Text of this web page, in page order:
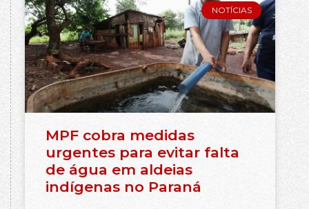
NOTÍCIAS
MPF cobra medidas
urgentes para evitar falta
de água em aldeias
indígenas no Paraná